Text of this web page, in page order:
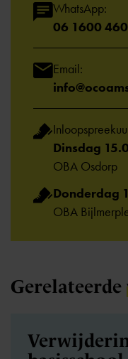
WhatsApp:
06 1600
Email:
Dinsdag
OBA Osdorp
Donderdag
OBA
Gerelateerde